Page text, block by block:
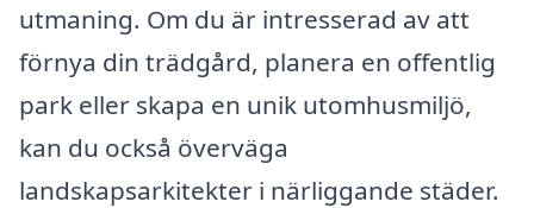
utmaning. Om du är intresserad av att
förnya din trädgård, planera en offentlig
park eller skapa en unik utomhusmiljö,
kan du också överväga
landskapsarkitekter i närliggande städer.